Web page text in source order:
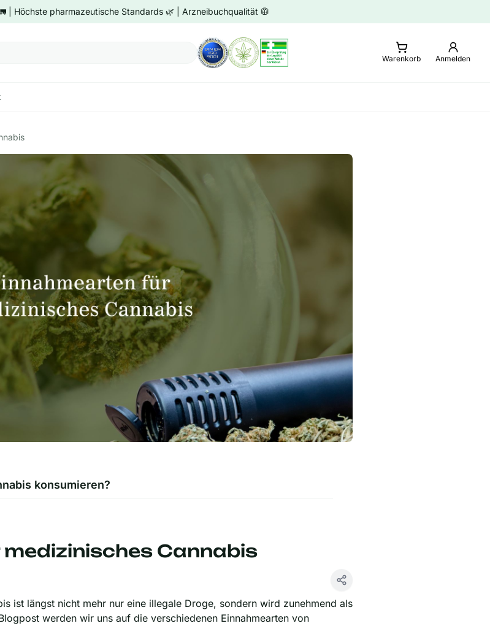
| Höchste pharmazeutische Standards 🌿 | Arzneibuchqualität 🥼
Warenkorb Anmelden
konsumieren?
Cannabis
ist längst nicht mehr nur eine illegale Droge, sondern wird zunehmend als
werden wir uns auf die verschiedenen Einnahmearten von